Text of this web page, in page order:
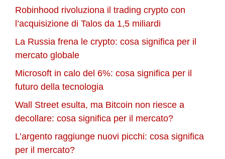
Robinhood rivoluziona il trading crypto con
l’acquisizione di Talos da 1,5 miliardi
La Russia frena le crypto: cosa significa per il
mercato globale
Microsoft in calo del 6%: cosa significa per il
futuro della tecnologia
Wall Street esulta, ma Bitcoin non riesce a
decollare: cosa significa per il mercato?
L’argento raggiunge nuovi picchi: cosa significa
per il mercato?